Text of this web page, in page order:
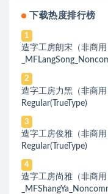
下载热度排行榜
1
造字工房朗宋（非商
2
造字工房力黑（非商
ReguIar(TrueType)
3
造字工房俊雅（非商
ReguIar(TrueType)
4
造字工房尚雅（非商